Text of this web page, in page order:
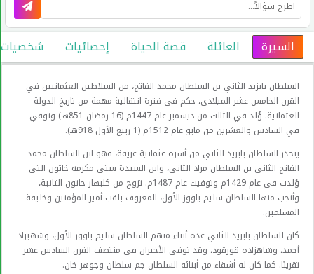
السيرة العائلة قصة الحياة إحصائيات شخصيات
السلطان بايزيد الثاني بن السلطان محمد الفاتح، من السلاطين العثمانيين في
القرن الخامس عشر الميلادي، حكم في فترة انتقالية مهمة من تاريخ الدولة
العثمانية. وُلد في الثالث من ديسمبر عام 1447م (16 رمضان 851هـ) وتوفي
في السادس والعشرين من مايو عام 1512م (1 ربيع الأول 918هـ).
ينحدر السلطان بايزيد الثاني من أسرة عثمانية عريقة، فهو ابن السلطان محمد
الفاتح الثاني بن السلطان مراد الثاني، وابن السيدة ستي مكرمة خاتون التي
وُلدت في عام 1429م وتوفيت عام 1487م. تزوج من كلبهار خاتون الثانية،
وأنجب منها السلطان سليم ياووز الأول، المعروف بلقب أمير المؤمنين وخليفة
المسلمين.
كان للسلطان بايزيد الثاني عدة أبناء منهم السلطان سليم ياووز الأول، وشهيزاد
أحمد، وشاهزاده قورقود، وقد توفي الأخيران في منتصف القرن السادس عشر
تقريبًا. كما كان له أشقاء من أبنائه السلطان جم سلطان وجوهر خان.